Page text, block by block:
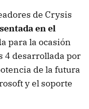
de Crysis
en el
para la ocasión
4 desarrollada por
de la futura
y el soporte